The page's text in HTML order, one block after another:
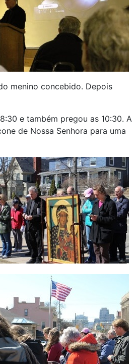
menino concebido. Depois
e também pregou as 10:30. A
de Nossa Senhora para uma